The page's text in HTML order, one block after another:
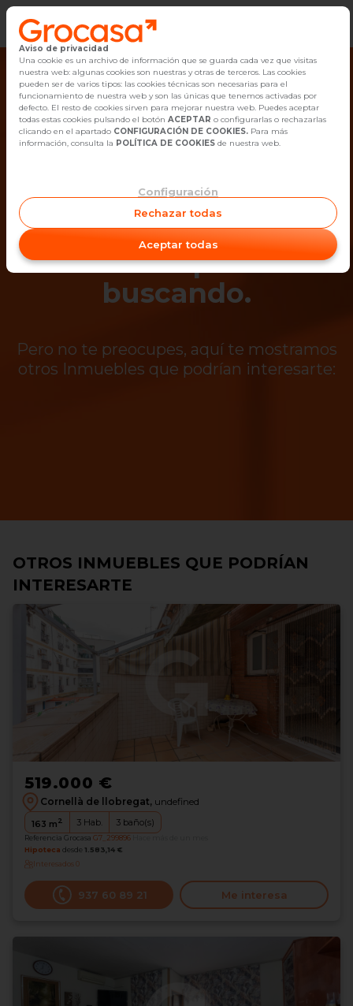
Vender
Buscar Inmuebles
Alquiler
Empleo
Oficinas
Contacto
¡Ups! Ya no está
disponible el
inmueble que estás
buscando.
Pero no te preocupes, aquí te mostramos
otros Inmuebles que podrían interesarte:
OTROS INMUEBLES QUE PODRÍAN
INTERESARTE
519.000 €
Cornellà de llobregat, undefined
163 m2 3 Hab. 3 baño(s)
Referencia Grocasa G7_299896
Hipoteca desde 1.583,14 €
Interesados0
937 60 89 21 Me interesa
Aviso de privacidad
Una cookie es un archivo de información que se guarda cada vez que visitas
nuestra web: algunas cookies son nuestras y otras de terceros. Las cookies
pueden ser de varios tipos: las cookies técnicas son necesarias para el
funcionamiento de nuestra web y son las únicas que tenemos activadas por
defecto. El resto de cookies sirven para mejorar nuestra web. Puedes aceptar
todas estas cookies pulsando el botón ACEPTAR o configurarlas o rechazarlas
clicando en el apartado CONFIGURACIÓN DE COOKIES. Para más
información, consulta la POLÍTICA DE COOKIES de nuestra web.
Configuración
Rechazar todas
Aceptar todas